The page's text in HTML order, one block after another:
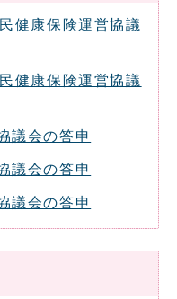
健康保険運営協議
健康保険運営協議
議会の答申
議会の答申
議会の答申